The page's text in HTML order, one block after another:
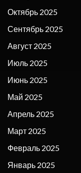
Октябрь 2025
Сентябрь 2025
Август 2025
Июль 2025
Июнь 2025
Май 2025
Апрель 2025
Март 2025
Февраль 2025
Январь 2025